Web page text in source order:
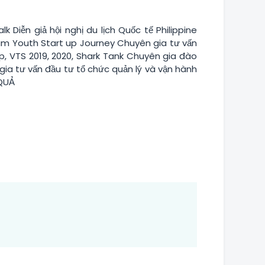
Diễn giả hội nghị du lịch Quốc tế Philippine
Youth Start up Journey Chuyên gia tư vấn
2019, 2020, Shark Tank Chuyên gia đào
gia tư vấn đầu tư tổ chức quản lý và vận hành